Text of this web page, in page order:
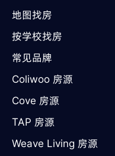
地图找房
按学校找房
常见品牌
Coliwoo 房源
Cove 房源
TAP 房源
Weave Living 房源